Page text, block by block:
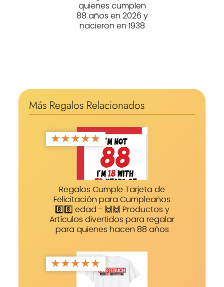
quienes cumplen
88 años en 2026 y
nacieron en 1938
Más Regalos Relacionados
★★★★★
Regalos Cumple Tarjeta de
Felicitación para Cumpleaños
8️⃣8️⃣ edad - 🙌🙌 Productos y
Artículos divertidos para regalar
para quienes hacen 88 años
★★★★★